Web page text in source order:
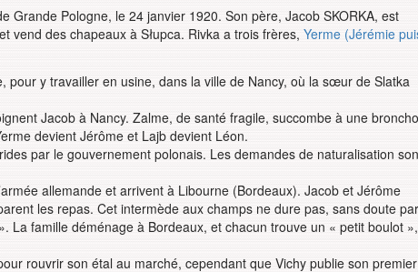
Grande Pologne, le 24 janvier 1920. Son père, Jacob SKORKA, est
vend des chapeaux à Słupca. Rivka a trois frères, Yerme (Jérémie
pour y travailler en usine, dans la ville de Nancy, où la sœur de Slatka
Jacob à Nancy. Zalme, de santé fragile, succombe à une
devient Jérôme et Lajb devient Léon.
par le gouvernement polonais. Les demandes de naturalisation
allemande et arrivent à Libourne (Bordeaux). Jacob et Jérôme
les repas. Cet intermède aux champs ne dure pas, sans doute par
La famille déménage à Bordeaux, et chacun trouve un « petit boulot »,
rouvrir son étal au marché, cependant que Vichy publie son premier